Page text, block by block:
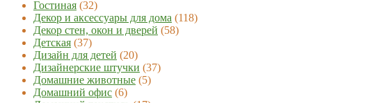
Гостиная (32)
Декор и аксессуары для дома (118)
Декор стен, окон и дверей (58)
Детская (37)
Дизайн для детей (20)
Дизайнерские штучки (37)
Домашние животные (5)
Домашний офис (6)